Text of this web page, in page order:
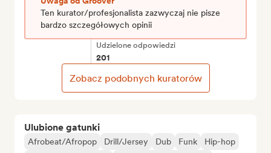
Ulubione gatunki
Afrobeat/Afropop Drill/Jersey Dub Funk
Hip-hop
Ten kurator/profesjonalista zazwyczaj nie pisze
bardzo szczegółowych opinii
Udzielone odpowiedzi
201
Zobacz podobnych kuratorów